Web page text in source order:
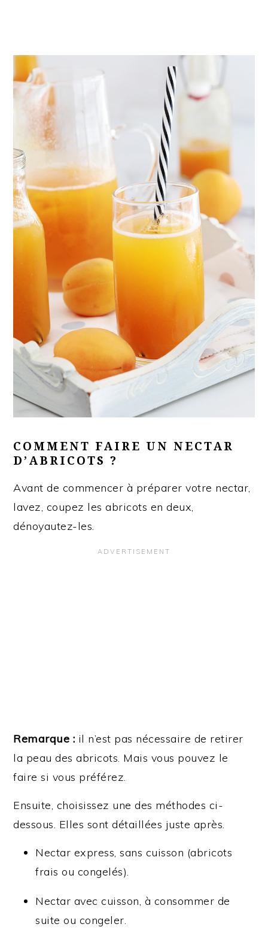
COMMENT FAIRE UN NECTAR
D’ABRICOTS ?
Avant de commencer à préparer votre nectar,
lavez, coupez les abricots en deux,
dénoyautez-les.
Remarque : il n’est pas nécessaire de retirer
la peau des abricots. Mais vous pouvez le
faire si vous préférez.
Ensuite, choisissez une des méthodes ci-
dessous. Elles sont détaillées juste après.
Nectar express, sans cuisson (abricots
frais ou congelés).
Nectar avec cuisson, à consommer de
suite ou congeler.